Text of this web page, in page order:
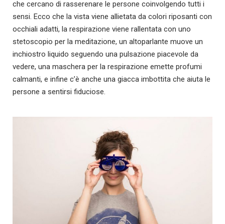
che cercano di rasserenare le persone coinvolgendo tutti i
sensi. Ecco che la vista viene allietata da colori riposanti con
occhiali adatti, la respirazione viene rallentata con uno
stetoscopio per la meditazione, un altoparlante muove un
inchiostro liquido seguendo una pulsazione piacevole da
vedere, una maschera per la respirazione emette profumi
calmanti, e infine c’è anche una giacca imbottita che aiuta le
persone a sentirsi fiduciose.